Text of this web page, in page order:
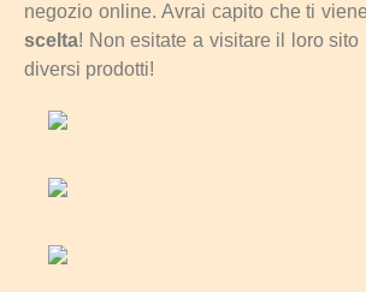
negozio online. Avrai capito che ti
scelta! Non esitate a visitare il loro
diversi prodotti!